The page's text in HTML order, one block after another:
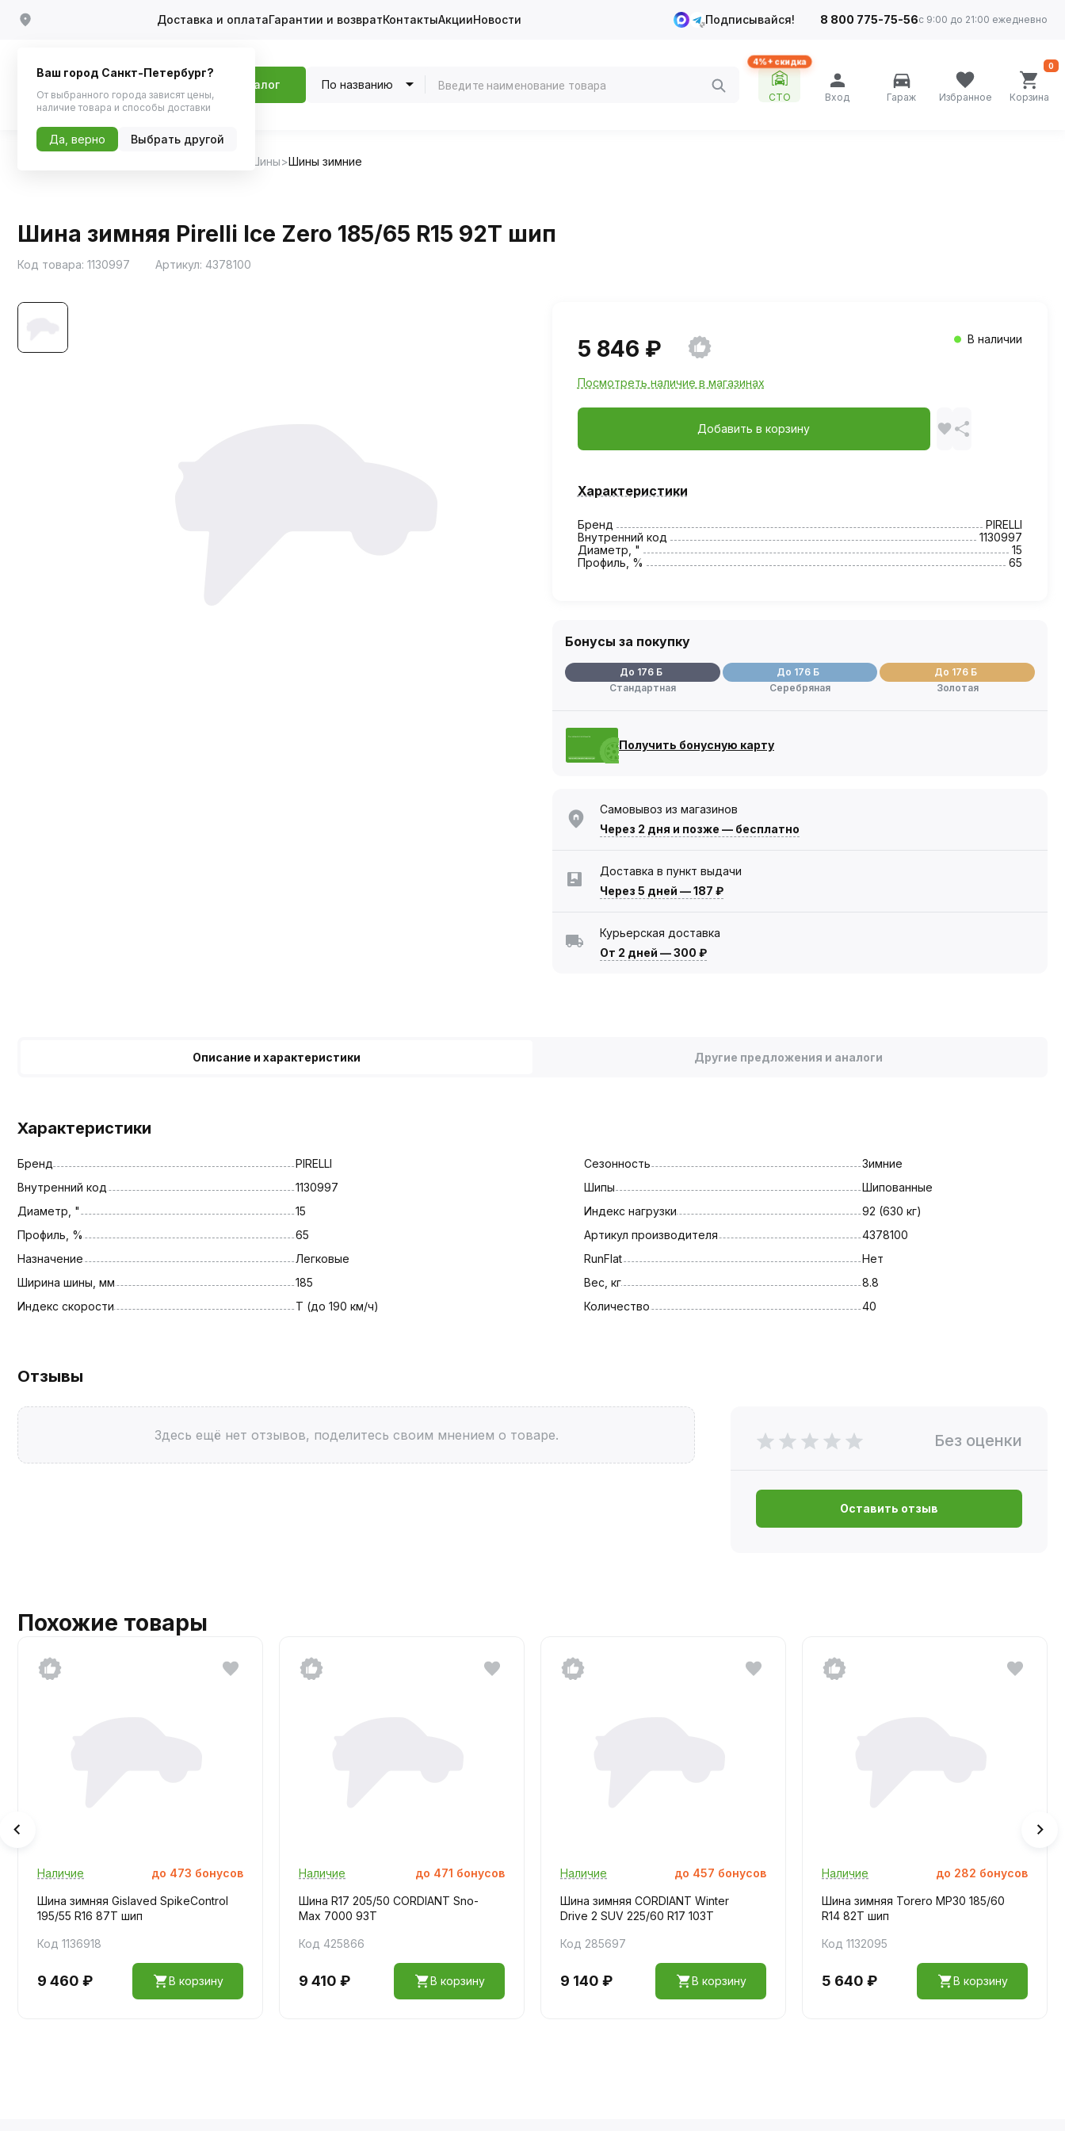
Доставка и оплатаГарантии и возвратКонтактыАкцииНовости Подписывайся! 8 800 775-75-56с 9:00 до 21:00 ежедневно
Каталог По названию
4%+ скидка
СТО Вход Гараж Избранное Корзина
0
Шины Шины зимние
Шина зимняя Pirelli Ice Zero 185/65 R15 92T шип
Код товара: 1130997 Артикул: 4378100
5 846 ₽ В наличии
Посмотреть наличие в магазинах
Добавить в корзину
Характеристики
Бренд
PIRELLI
Внутренний код
1130997
Диаметр, "
15
Профиль, %
65
Бонусы за покупку
До 176 Б
Стандартная
До 176 Б
Серебряная
До 176 Б
Золотая
Получить бонусную карту
Самовывоз из магазинов
Через 2 дня и позже — бесплатно
Доставка в пункт выдачи
Через 5 дней —187 ₽
Курьерская доставка
От 2 дней —300 ₽
Описание и характеристики Другие предложения и аналоги
Характеристики
Бренд
PIRELLI
Внутренний код
1130997
Диаметр, "
15
Профиль, %
65
Назначение
Легковые
Ширина шины, мм
185
Индекс скорости
T (до 190 км/ч)
Сезонность
Зимние
Шипы
Шипованные
Индекс нагрузки
92 (630 кг)
Артикул производителя
4378100
RunFlat
Нет
Вес, кг
8.8
Количество
40
Отзывы
Здесь ещё нет отзывов, поделитесь своим мнением о товаре. Без оценки
Оставить отзыв
Похожие товары
Наличие до 473 бонусов
Шина зимняя Gislaved SpikeControl
195/55 R16 87T шип
Код 1136918
9 460 ₽ В корзину
Наличие до 471 бонусов
Шина R17 205/50 CORDIANT Sno-
Max 7000 93T
Код 425866
9 410 ₽ В корзину
Наличие до 457 бонусов
Шина зимняя CORDIANT Winter
Drive 2 SUV 225/60 R17 103T
Код 285697
9 140 ₽ В корзину
Наличие до 282 бонусов
Шина зимняя Torero MP30 185/60
R14 82T шип
Код 1132095
5 640 ₽ В корзину
Ваш город Санкт-Петербург?
От выбранного города зависят цены,
наличие товара и способы доставки
Да, верно Выбрать другой